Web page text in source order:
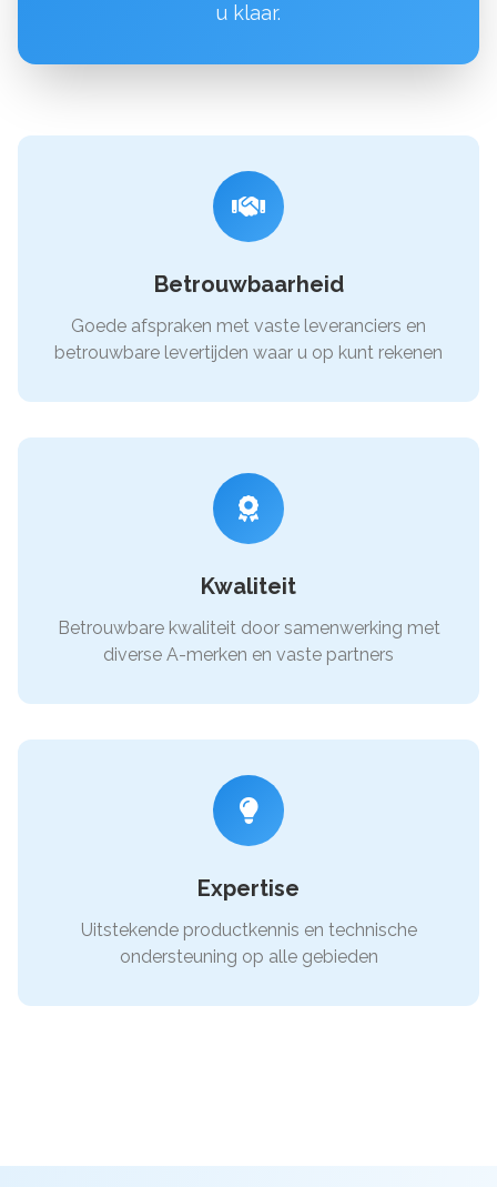
u klaar.
Betrouwbaarheid
Goede afspraken met vaste leveranciers en
betrouwbare levertijden waar u op kunt rekenen
Kwaliteit
Betrouwbare kwaliteit door samenwerking met
diverse A-merken en vaste partners
Expertise
Uitstekende productkennis en technische
ondersteuning op alle gebieden